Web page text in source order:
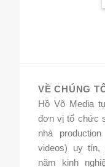
VỀ CHÚNG
Hồ Võ Media
đơn vị tổ chức
nhà
videos) uy tín,
năm kinh